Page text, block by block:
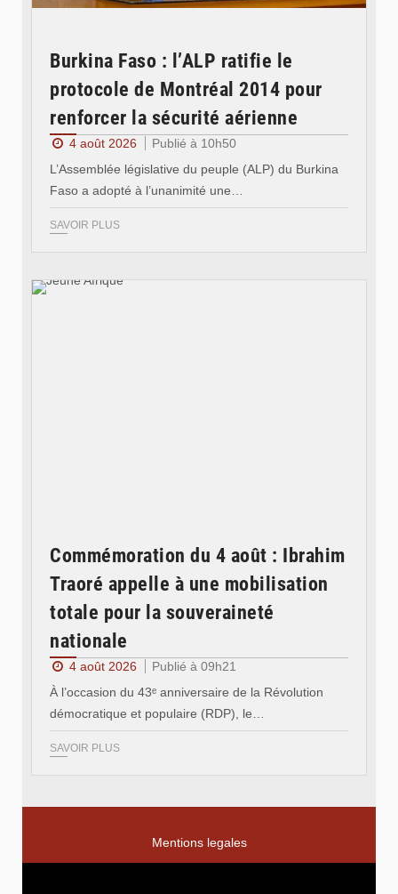
Burkina Faso : l’ALP ratifie le
protocole de Montréal 2014 pour
renforcer la sécurité aérienne
4 août 2026
Publié à 10h50
L’Assemblée législative du peuple (ALP) du Burkina
Faso a adopté à l’unanimité une…
SAVOIR PLUS
Commémoration du 4 août : Ibrahim
Traoré appelle à une mobilisation
totale pour la souveraineté
nationale
4 août 2026
Publié à 09h21
À l’occasion du 43ᵉ anniversaire de la Révolution
démocratique et populaire (RDP), le…
SAVOIR PLUS
Mentions legales